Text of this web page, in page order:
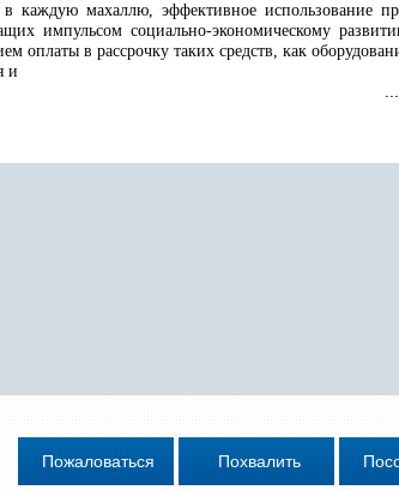
каждую махаллю, эффективное использование
импульсом социально-экономическому
оплаты в рассрочку таких средств, как
и